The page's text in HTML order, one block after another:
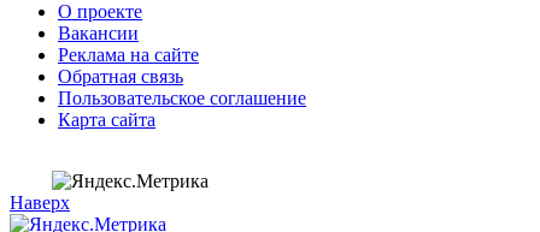
О проекте
Вакансии
Реклама на сайте
Обратная связь
Пользовательское соглашение
Карта сайта
Наверх